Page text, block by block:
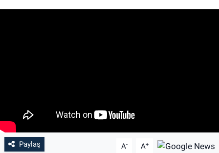
Paylaş A- A+
Ekonomi
Yaşam